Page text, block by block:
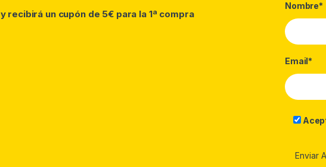
y recibirá un cupón de 5€ para la 1ª compra
Nombre*
Email*